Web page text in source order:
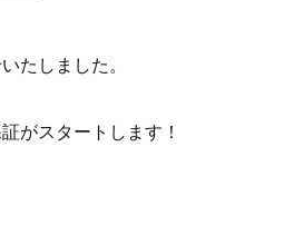
たしました。
がスタートします！